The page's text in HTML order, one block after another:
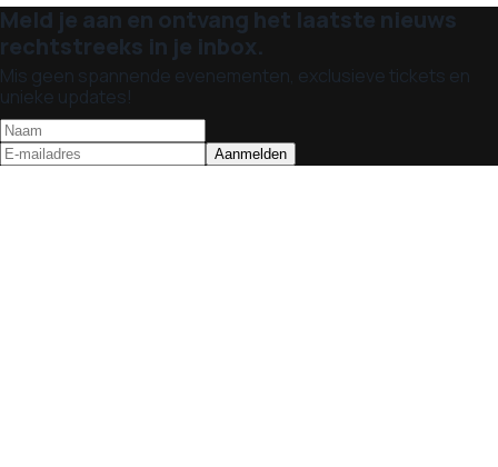
Meld je aan en ontvang het laatste nieuws
rechtstreeks in je inbox.
Mis geen spannende evenementen, exclusieve tickets en
unieke updates!